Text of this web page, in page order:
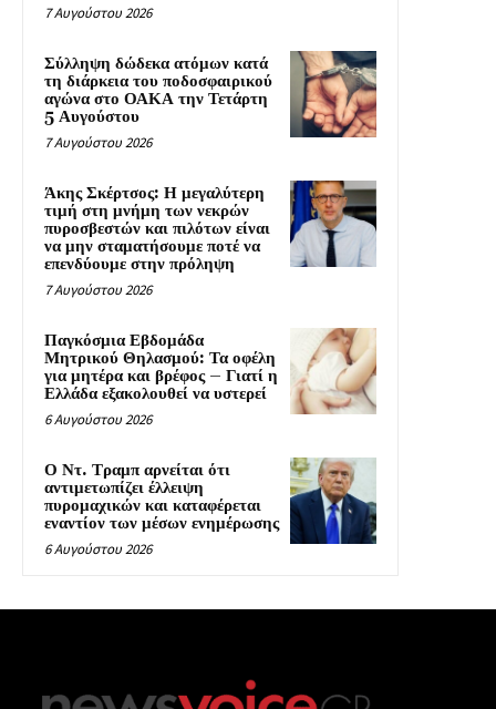
7 Αυγούστου 2026
Σύλληψη δώδεκα ατόμων κατά
τη διάρκεια του ποδοσφαιρικού
αγώνα στο ΟΑΚΑ την Τετάρτη
5 Αυγούστου
7 Αυγούστου 2026
Άκης Σκέρτσος: Η μεγαλύτερη
τιμή στη μνήμη των νεκρών
πυροσβεστών και πιλότων είναι
να μην σταματήσουμε ποτέ να
επενδύουμε στην πρόληψη
7 Αυγούστου 2026
Παγκόσμια Εβδομάδα
Μητρικού Θηλασμού: Τα οφέλη
για μητέρα και βρέφος – Γιατί η
Ελλάδα εξακολουθεί να υστερεί
6 Αυγούστου 2026
Ο Ντ. Τραμπ αρνείται ότι
αντιμετωπίζει έλλειψη
πυρομαχικών και καταφέρεται
εναντίον των μέσων ενημέρωσης
6 Αυγούστου 2026